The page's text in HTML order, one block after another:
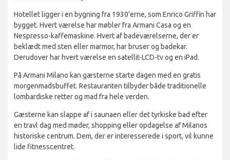
Hotellet ligger i en bygning fra 1930'erne, som Enrico Griffin har
bygget. Hvert værelse har møbler fra Armani Casa og en
Nespresso-kaffemaskine. Hvert af badeværelserne, der er
beklædt med sten eller marmor, har bruser og badekar.
Derudover har hvert værelse en satellit-LCD-tv og en iPad.
På Armani Milano kan gæsterne starte dagen med en gratis
morgenmadsbuffet. Restauranten tilbyder både traditionelle
lombardiske retter og mad fra hele verden.
Gæsterne kan slappe af i saunaen eller det tyrkiske bad efter
en travl dag med møder, shopping eller opdagelse af Milanos
historiske centrum. Dem, der er interesserede i sport, vil kunne
lide fitnesscentret.